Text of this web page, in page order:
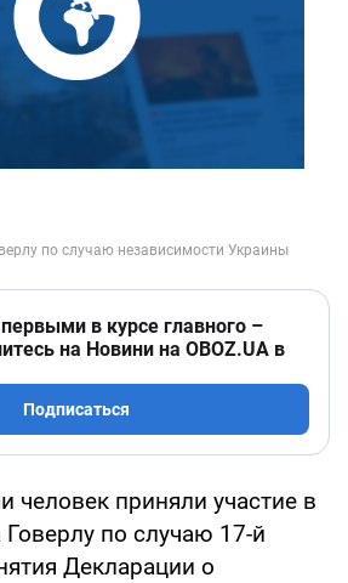
в курсе главного –
на Новини на OBOZ.UA в
Подписаться
человек приняли участие в
по случаю 17-й
Декларации о